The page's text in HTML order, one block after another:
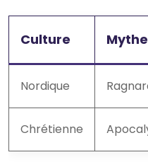
Culture
Nordique
Chrétienne